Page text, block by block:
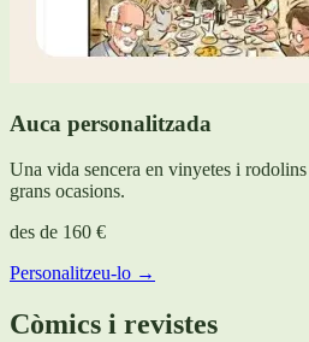
Auca personalitzada
Una vida sencera en vinyetes i
grans ocasions.
des de 160 €
Personalitzeu-lo →
Còmics i revistes